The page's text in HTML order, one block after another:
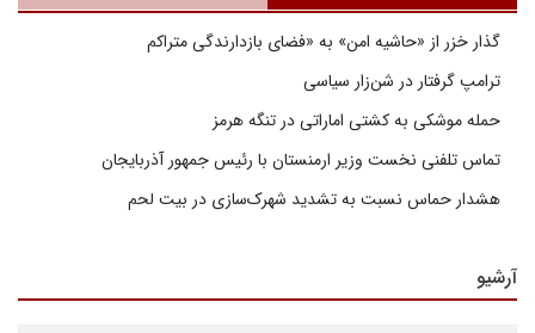
گذار خزر از «حاشیه امن» به «فضای بازدارندگی متراکم
ترامپ گرفتار در شن‌زار سیاسی
حمله موشکی به کشتی اماراتی در تنگه هرمز
تماس تلفنی نخست وزیر ارمنستان با رئیس جمهور آذربایجان
هشدار حماس نسبت به تشدید شهرک‌سازی در بیت‌ لحم
آرشیو